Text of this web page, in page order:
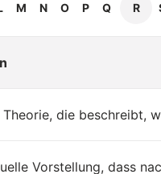
M N O P Q R
Theorie, die beschreibt,
Vorstellung, dass